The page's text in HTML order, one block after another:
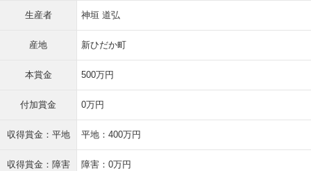
生産者 神垣 道弘
産地 新ひだか町
本賞金 500万円
付加賞金 0万円
収得賞金：平地 平地：400万円
収得賞金：障害 障害：0万円